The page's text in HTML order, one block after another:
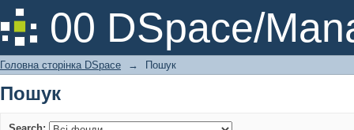
00 DSpace/
Пошук
Головна сторінка DSpace → Пошук
Пошук